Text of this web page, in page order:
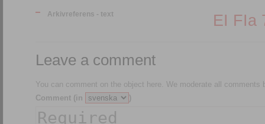
Arkivreferens - text
Leave a comment
You can comment on the object here. We moderate all comments
Comment (in
)